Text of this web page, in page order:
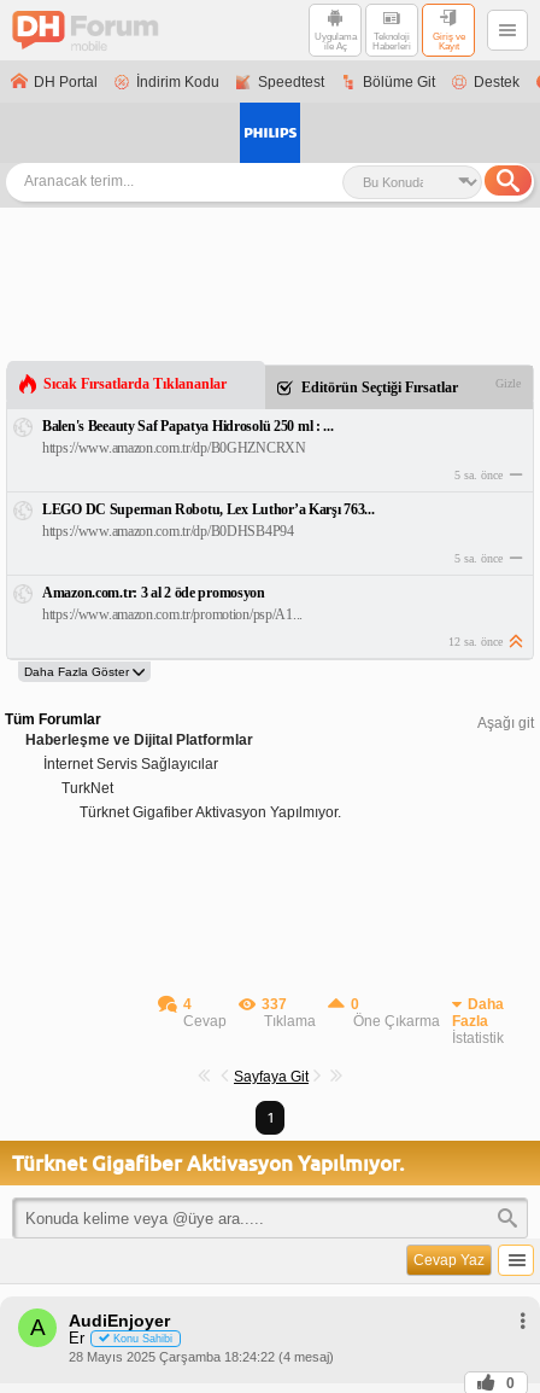
Uygulama
ile Aç
Teknoloji
Haberleri
Giriş ve
Kayıt
DH Portal İndirim Kodu Speedtest Bölüme Git Destek
Sıcak Fırsatlarda Tıklananlar Editörün Seçtiği Fırsatlar Gizle
Balen's Beeauty Saf Papatya Hidrosolü 250 ml : ...
https://www.amazon.com.tr/dp/B0GHZNCRXN
5 sa. önce
LEGO DC Superman Robotu, Lex Luthor’a Karşı 763...
https://www.amazon.com.tr/dp/B0DHSB4P94
5 sa. önce
Amazon.com.tr: 3 al 2 öde promosyon
https://www.amazon.com.tr/promotion/psp/A1...
12 sa. önce
Aşağı git
Tüm Forumlar
Haberleşme ve Dijital Platformlar
İnternet Servis Sağlayıcılar
TurkNet
Türknet Gigafiber Aktivasyon Yapılmıyor.
4
Cevap
337
Tıklama
0
Öne Çıkarma
Daha
Fazla
İstatistik
Sayfaya Git
1
Türknet Gigafiber Aktivasyon Yapılmıyor.
Cevap Yaz
A AudiEnjoyer
Er Konu Sahibi
28 Mayıs 2025 Çarşamba 18:24:22 (4 mesaj)
0